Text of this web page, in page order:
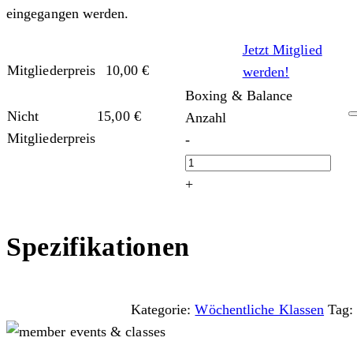
eingegangen werden.
Mitgliederpreis 10,00€
Jetzt Mitglied
werden!
Nicht
Mitgliederpreis
15,00 €
Boxing & Balance
Anzahl
-
+
Spezifikationen
Kategorie: Wöchentliche Klassen Tag: